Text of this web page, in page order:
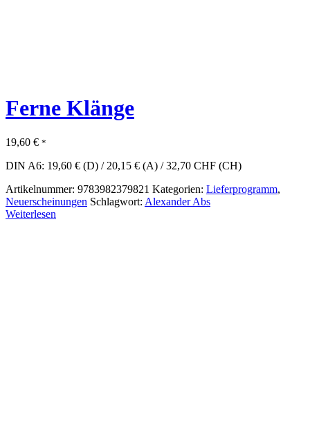
Ferne Klänge
19,60 € *
DIN A6: 19,60 € (D) / 20,15 € (A) / 32,70 CHF (CH)
Artikelnummer: 9783982379821 Kategorien: Lieferprogramm,
Neuerscheinungen Schlagwort: Alexander Abs
Weiterlesen